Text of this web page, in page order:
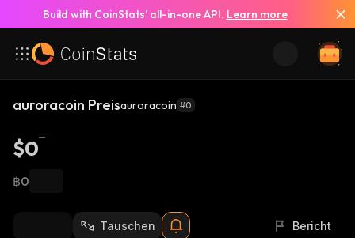
Build with CoinStats’ all-in-one API. Learn more
auroracoin Preisauroracoin #0
$0
฿0
Tauschen Bericht